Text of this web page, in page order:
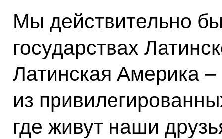
Мы действительно
государствах
Латинская Америка –
из
где живут наши